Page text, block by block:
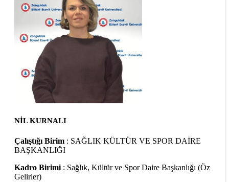
NİL KURNALI
Çalıştığı Birim : SAĞLIK KÜLTÜR VE SPOR DAİRE
BAŞKANLIĞI
Kadro Birimi : Sağlık, Kültür ve Spor Daire Başkanlığı (Öz
Gelirler)